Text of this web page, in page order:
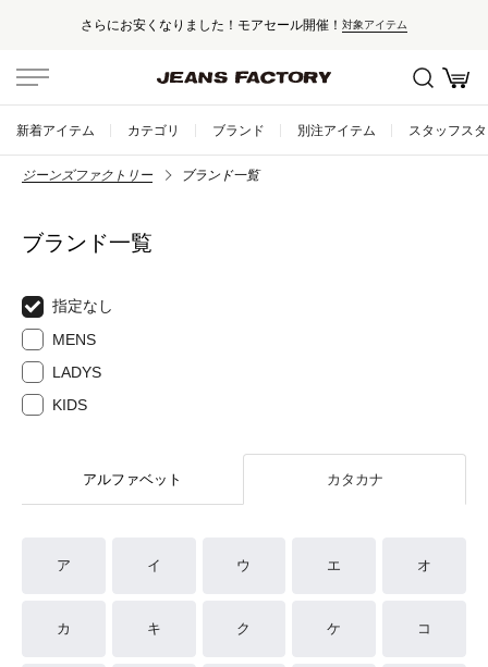
さらにお安くなりました！モアセール開催！ 対象アイテム
新着アイテム カテゴリ ブランド 別注アイテム スタッフス
ジーンズファクトリー ブランド一覧
ブランド一覧
指定なし
MENS
LADYS
KIDS
アルファベット カタカナ
ア イ ウ エ オ
カ キ ク ケ コ